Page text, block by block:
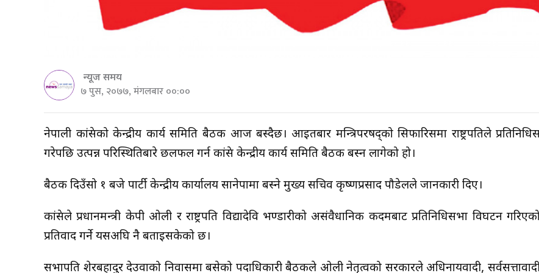
न्यूज समय
७ पुस, २०७७, मंगलबार ००:००
नेपाली कांग्रेसको केन्द्रीय कार्य समिति बैठक आज बस्दैछ। आइतबार मन्त्रिपरषद्को सिफारिसमा राष्ट्रपतिले
गरेपछि उत्पन्न परिस्थितिबारे छलफल गर्न कांग्रेस केन्द्रीय कार्य समिति बैठक बस्न लागेको हो।
बैठक दिउँसो १ बजे पार्टी केन्द्रीय कार्यालय सानेपामा बस्ने मुख्य सचिव कृष्णप्रसाद पौडेलले जानकारी दिए।
कांग्रेसले प्रधानमन्त्री केपी ओली र राष्ट्रपति विद्यादेवि भण्डारीको असंवैधानिक कदमबाट प्रतिनिधिसभा विघटन
प्रतिवाद गर्ने यसअघि नै बताइसकेको छ।
सभापति शेरबहादुर देउवाको निवासमा बसेको पदाधिकारी बैठकले ओली नेतृत्वको सरकारले अधिनायवादी,